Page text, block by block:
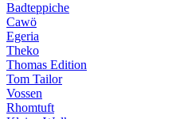
Badteppiche
Cawö
Egeria
Theko
Thomas Edition
Tom Tailor
Vossen
Rhomtuft